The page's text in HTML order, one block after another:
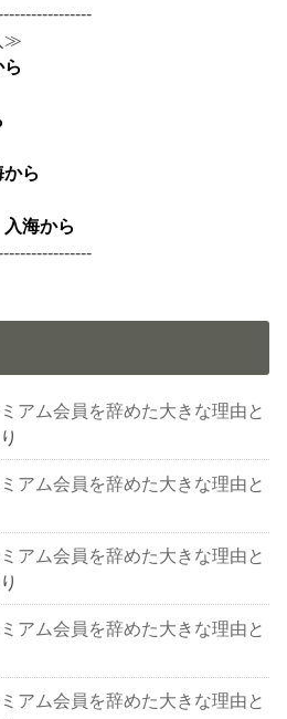
≫
から
入海から
アム会員を辞めた大きな理由と
アム会員を辞めた大きな理由と
アム会員を辞めた大きな理由と
アム会員を辞めた大きな理由と
アム会員を辞めた大きな理由と